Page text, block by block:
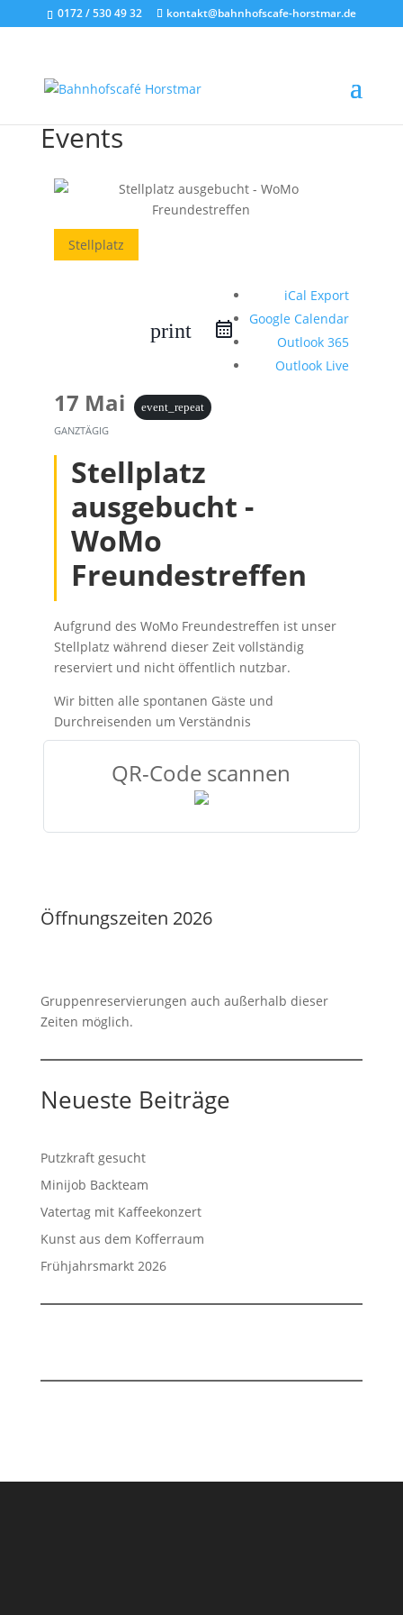
0172 / 530 49 32 kontakt@bahnhofscafe-horstmar.de
Events
Stellplatz
print
iCal Export
Google Calendar
Outlook 365
Outlook Live
17 Mai event_repeat
GANZTÄGIG
Stellplatz
ausgebucht -
WoMo
Freundestreffen
Aufgrund des WoMo Freundestreffen ist unser
Stellplatz während dieser Zeit vollständig
reserviert und nicht öffentlich nutzbar.
Wir bitten alle spontanen Gäste und
Durchreisenden um Verständnis
QR-Code scannen
Öffnungszeiten 2026
Gruppenreservierungen auch außerhalb dieser
Zeiten möglich.
Neueste Beiträge
Putzkraft gesucht
Minijob Backteam
Vatertag mit Kaffeekonzert
Kunst aus dem Kofferraum
Frühjahrsmarkt 2026